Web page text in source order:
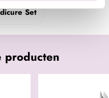
Set
producten